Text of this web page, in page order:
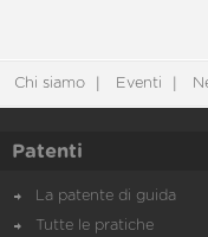
Chi siamo Eventi
Patenti
La patente di guida
Tutte le pratiche